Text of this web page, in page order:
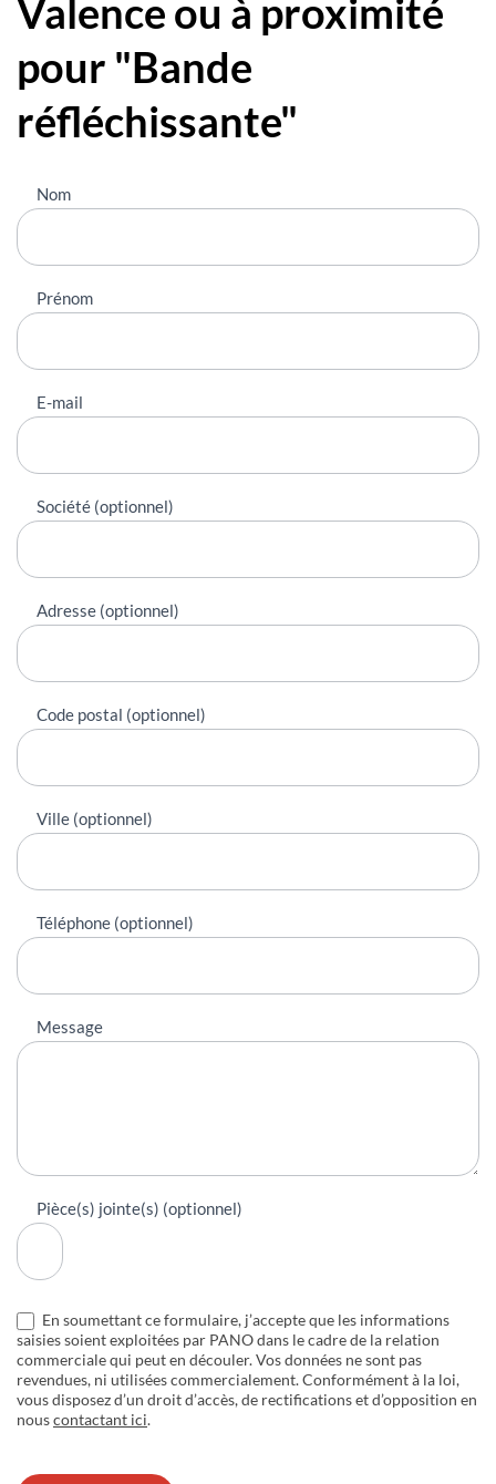
Valence ou à proximité
pour "Bande
réfléchissante"
Nous
contacter
Nom
Prénom
E-mail
Société (optionnel)
Adresse (optionnel)
Code postal (optionnel)
Ville (optionnel)
Téléphone (optionnel)
Message
Pièce(s) jointe(s) (optionnel)
En soumettant ce formulaire, j’accepte que les informations
saisies soient exploitées par PANO dans le cadre de la relation
commerciale qui peut en découler. Vos données ne sont pas
revendues, ni utilisées commercialement. Conformément à la loi,
vous disposez d’un droit d’accès, de rectifications et d’opposition en
nouscontactant ici.